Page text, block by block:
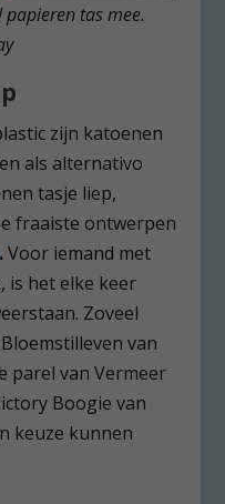
tas mee.
zijn katoenen
als alternativo
tasje liep,
fraaiste ontwerpen
.Voor iemand met
is het elke keer
Zoveel
van
parel van Vermeer
Boogie van
keuze kunnen